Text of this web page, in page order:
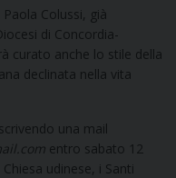
Colussi, già
di Concordia-
curato anche lo stile della
declinata nella vita
una mail
entro sabato 12
udinese, i Santi